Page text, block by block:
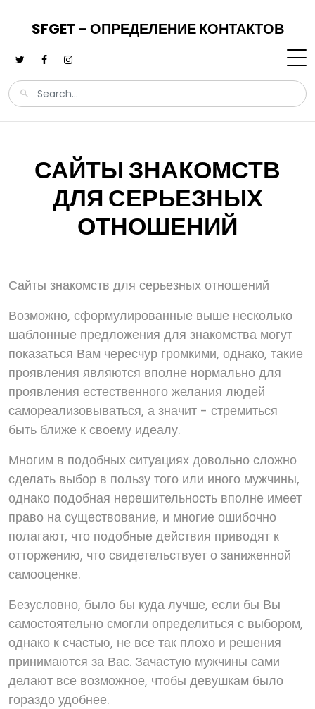
SFGET - ОПРЕДЕЛЕНИЕ КОНТАКТОВ
САЙТЫ ЗНАКОМСТВ
ДЛЯ СЕРЬЕЗНЫХ
ОТНОШЕНИЙ
Сайты знакомств для серьезных отношений
Возможно, сформулированные выше несколько
шаблонные предложения для знакомства могут
показаться Вам чересчур громкими, однако, такие
проявления являются вполне нормально для
проявления естественного желания людей
самореализовываться, а значит - стремиться
быть ближе к своему идеалу.
Многим в подобных ситуациях довольно сложно
сделать выбор в пользу того или иного мужчины,
однако подобная нерешительность вполне имеет
право на существование, и многие ошибочно
полагают, что подобные действия приводят к
отторжению, что свидетельствует о заниженной
самооценке.
Безусловно, было бы куда лучше, если бы Вы
самостоятельно смогли определиться с выбором,
однако к счастью, не все так плохо и решения
принимаются за Вас. Зачастую мужчины сами
делают все возможное, чтобы девушкам было
гораздо удобнее.